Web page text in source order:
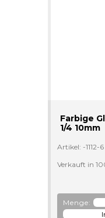
Farbige
1/4 10mm
Artikel: -1112-6
Verkauft in
Menge: